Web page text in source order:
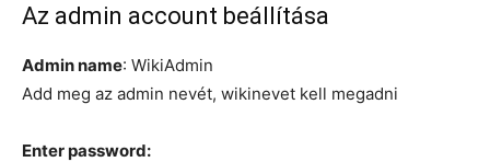
Az admin account beállítása
Admin name: WikiAdmin
Add meg az admin nevét, wikinevet kell megadni
Enter password: